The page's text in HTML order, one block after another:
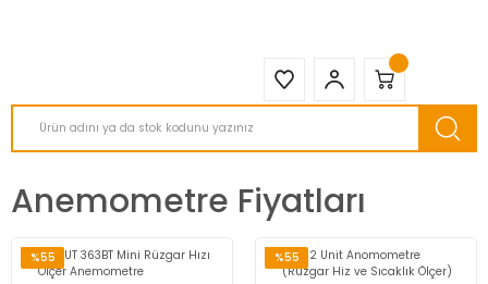
Anemometre Fiyatları
%55 %55